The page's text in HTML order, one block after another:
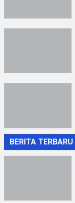
BERITA TERBARU